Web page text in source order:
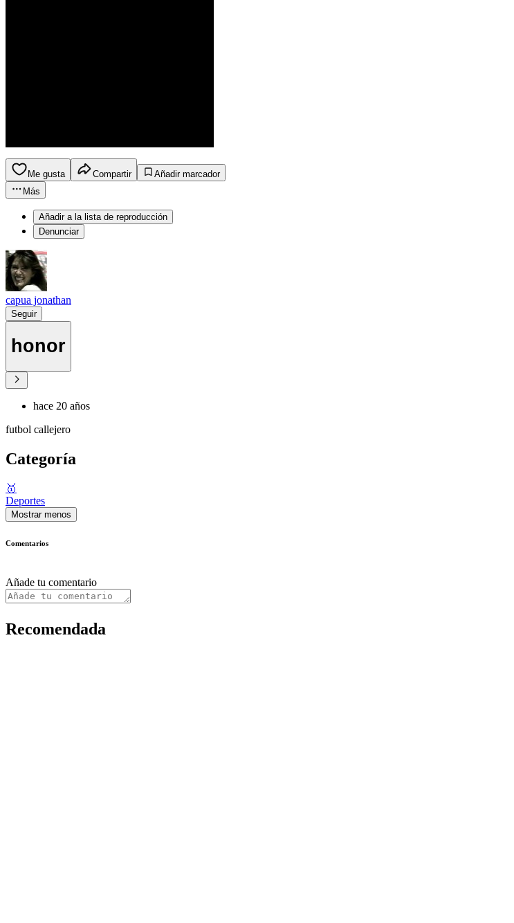
Me gusta Compartir
Añadir marcador
Más
Añadir a la lista de reproducción
Denunciar
capua jonathan
Seguir
honor
hace 20 años
futbol callejero
Categoría
🥇
Deportes
Mostrar menos
Comentarios
Añade tu comentario
Recomendada